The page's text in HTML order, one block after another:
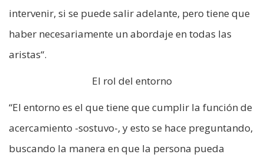
intervenir, si se puede salir adelante, pero tiene que
haber necesariamente un abordaje en todas las
aristas“.
El rol del entorno
“El entorno es el que tiene que cumplir la función de
acercamiento -sostuvo-, y esto se hace preguntando,
buscando la manera en que la persona pueda